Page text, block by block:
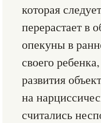
которая
перерастает в
опекуны в
своего
развития
на
считались